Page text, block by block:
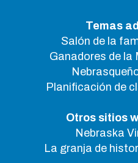
Temas
Salón de la
Ganadores de la
Planificación de
Otros sitios
Nebraska
La granja de